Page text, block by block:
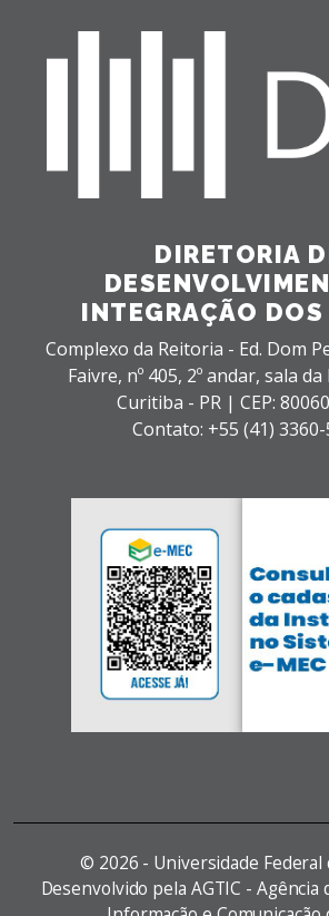
DIRETORIA
INTEGRAÇÃO
Complexo da Reitoria - Ed. Dom
Faivre, nº 405, 2º andar, sala da
Curitiba - PR | CEP:
Contato: +55 (41)
© 2026 - Universidade Federal
Desenvolvido pela AGTIC - Agência